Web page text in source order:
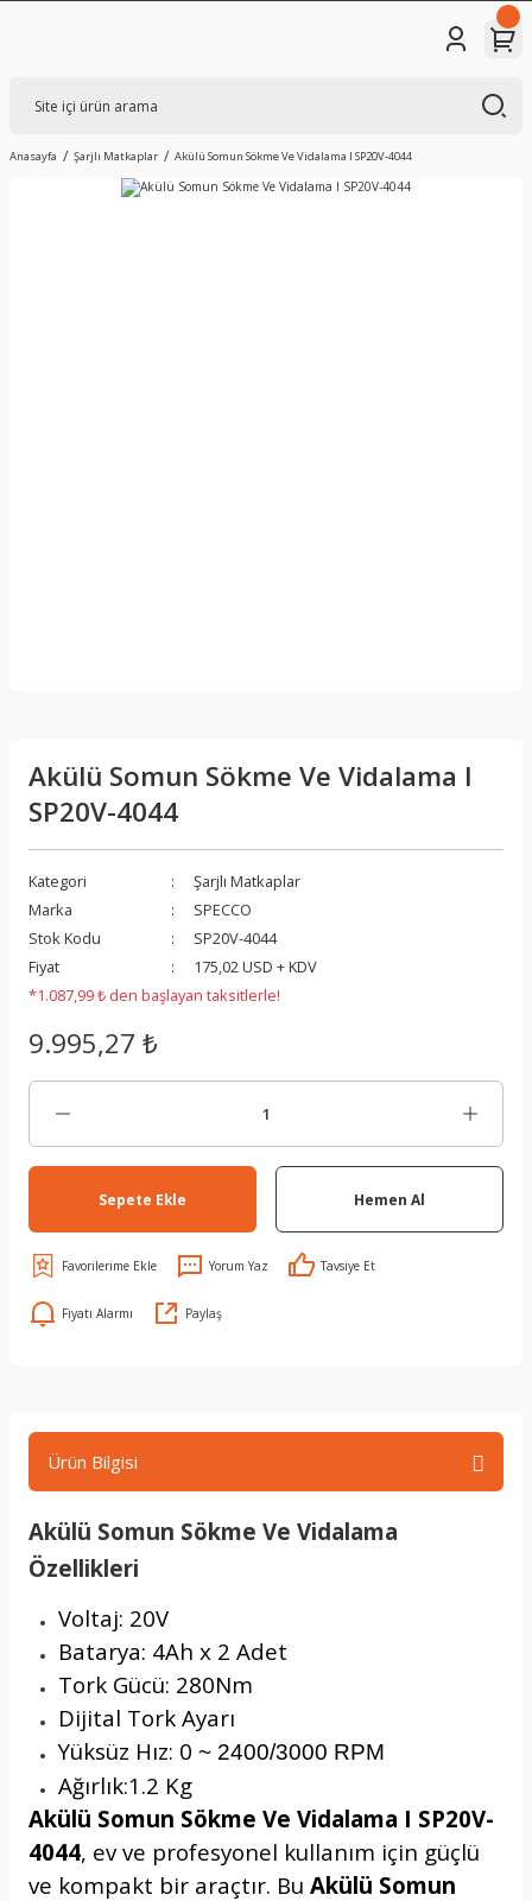
Anasayfa Şarjlı Matkaplar Akülü Somun Sökme Ve Vidalama I SP20V-4044
Akülü Somun Sökme Ve Vidalama I
SP20V-4044
Kategori
Şarjlı Matkaplar
Marka
SPECCO
Stok Kodu
SP20V-4044
Fiyat
175,02 USD + KDV
*1.087,99 ₺ den başlayan taksitlerle!
9.995,27 ₺
Sepete Ekle Hemen Al
Yorum Yaz Tavsiye Et
Fiyatı Alarmı Paylaş
Ürün Bilgisi
Akülü Somun Sökme Ve Vidalama
Özellikleri
Voltaj: 20V
Batarya: 4Ah x 2 Adet
Tork Gücü: 280Nm
Dijital Tork Ayarı
Yüksüz Hız: 0~ 2400/3000 RPM
Ağırlık:1.2 Kg
Akülü Somun Sökme Ve Vidalama I SP20V-
4044, ev ve profesyonel kullanım için güçlü
ve kompakt bir araçtır. Bu Akülü Somun